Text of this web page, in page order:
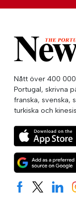
Nått över 400
Portugal, skrivna
franska, svenska,
turkiska och